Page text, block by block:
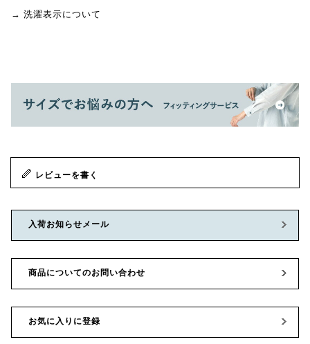
→ 洗濯表示について
レビューを書く
入荷お知らせメール
商品についてのお問い合わせ
お気に入りに登録